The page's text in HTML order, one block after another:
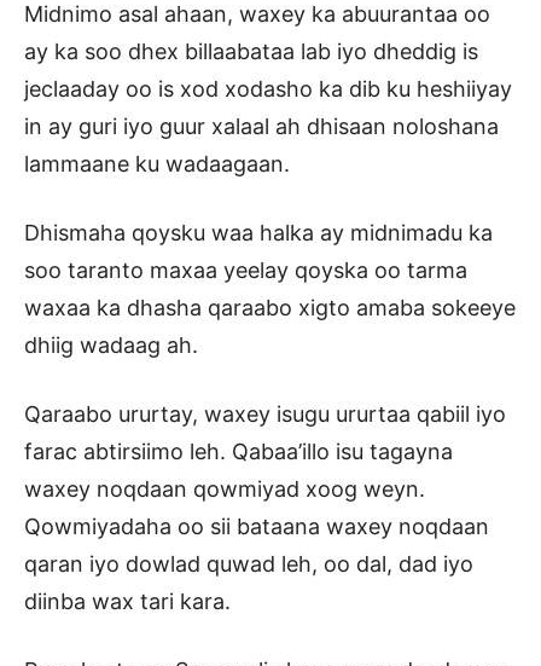
Midnimo asal ahaan, waxey ka abuurantaa oo
ay ka soo dhex billaabataa lab iyo dheddig is
jeclaaday oo is xod xodasho ka dib ku heshiiyay
in ay guri iyo guur xalaal ah dhisaan noloshana
lammaane ku wadaagaan.
Dhismaha qoysku waa halka ay midnimadu ka
soo taranto maxaa yeelay qoyska oo tarma
waxaa ka dhasha qaraabo xigto amaba sokeeye
dhiig wadaag ah.
Qaraabo ururtay, waxey isugu ururtaa qabiil iyo
farac abtirsiimo leh. Qabaa’illo isu tagayna
waxey noqdaan qowmiyad xoog weyn.
Qowmiyadaha oo sii bataana waxey noqdaan
qaran iyo dowlad quwad leh, oo dal, dad iyo
diinba wax tari kara.